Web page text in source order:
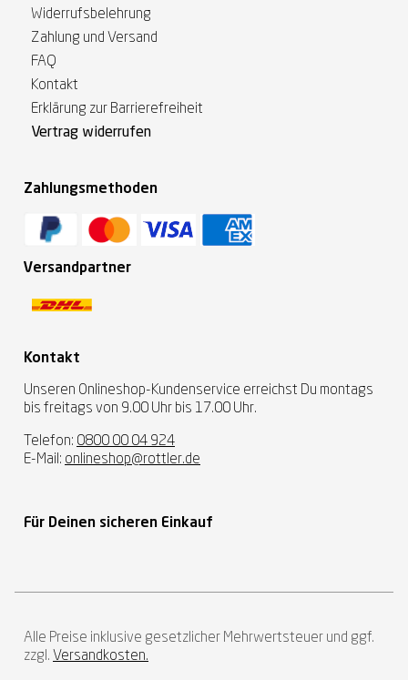
Widerrufsbelehrung
Zahlung und Versand
FAQ
Kontakt
Erklärung zur Barrierefreiheit
Vertrag widerrufen
Zahlungsmethoden
Versandpartner
Kontakt
Unseren Onlineshop-Kundenservice erreichst Du montags
bis freitags von 9.00 Uhr bis 17.00 Uhr.
Telefon: 0800 00 04 924
E-Mail: onlineshop@rottler.de
Für Deinen sicheren Einkauf
Alle Preise inklusive gesetzlicher Mehrwertsteuer und ggf.
zzgl. Versandkosten.